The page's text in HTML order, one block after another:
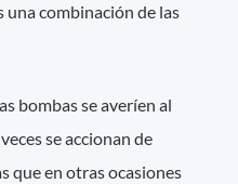
una combinación de las
bombas se averíen al
se accionan de
que en otras ocasiones